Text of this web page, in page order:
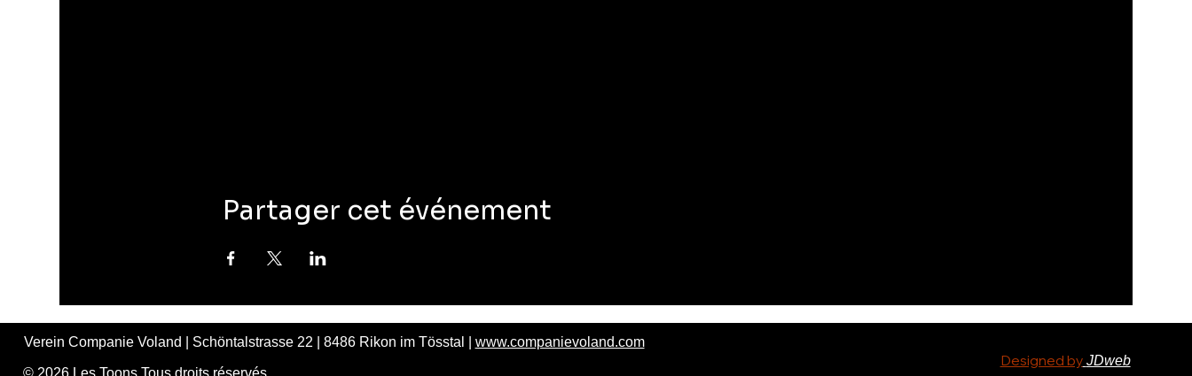
Partager cet événement
Verein Companie Voland | Schöntalstrasse 22 | 8486 Rikon im Tösstal | www.companievoland.com
© 2026 Les Toons Tous droits réservés
Designed by JDweb